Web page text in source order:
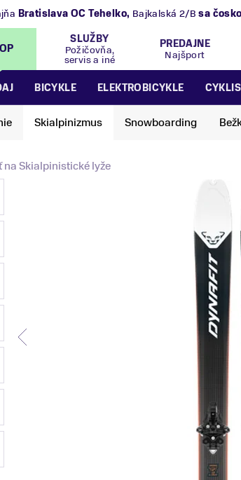
Trek Flagship Store Bratislava,Bajkalská 2/B
SLUŽBY
Požičovňa,
servis a iné
PREDAJNE
Najšport
BICYKLE ELEKTROBICYKLE
Skialpinizmus Snowboarding
naSkialpinistické lyže